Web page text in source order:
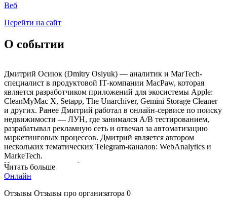
Веб
Перейти на сайт
О событии
Дмитрий Осиюк (Dmitry Osiyuk) — аналитик и MarTech-
специалист в продуктовой ІТ-компании MacPaw, которая
является разработчиком приложений для экосистемы Apple:
CleanMyMac X, Setapp, The Unarchiver, Gemini Storage Cleaner
и других. Ранее Дмитрий работал в онлайн-сервисе по поиску
недвижимости — ЛУН, где занимался A/B тестированием,
разрабатывал рекламную сеть и отвечал за автоматизацию
маркетинговых процессов. Дмитрий является автором
нескольких тематических Telegram-каналов: WebAnalytics и
MarkeTech.
На воркшопе мы разберем подходы к определению
проблемных мест на сайте и того, что нужно тестировать в
экспериментов, их преимущества и недостатки. Разберемся с
Читать больше
Онлайн
Отзывы Отзывы про организатора 0